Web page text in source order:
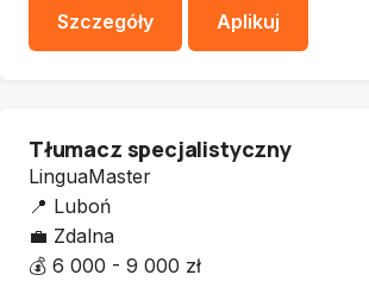
Szczegóły
Aplikuj
Tłumacz specjalistyczny
LinguaMaster
📍 Luboń
💼 Zdalna
💰 6 000 - 9 000 zł